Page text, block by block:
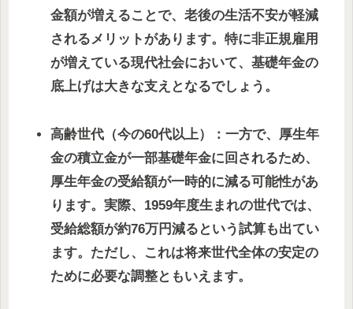
金額が増えることで、老後の生活不安が軽減
されるメリットがあります。特に非正規雇用
が増えている現代社会において、基礎年金の
底上げは大きな支えとなるでしょう。
高齢世代（今の60代以上）：一方で、厚生年
金の積立金が一部基礎年金に回されるため、
厚生年金の受給額が一時的に減る可能性があ
ります。実際、1959年度生まれの世代では、
受給総額が約76万円減るという試算も出てい
ます。ただし、これは将来世代全体の安定の
ために必要な調整ともいえます。